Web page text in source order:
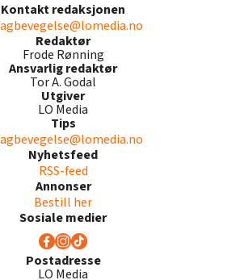
Kontakt redaksjonen
Redaktør
Frode Rønning
Ansvarlig redaktør
Tor A. Godal
Utgiver
LO Media
Tips
Nyhetsfeed
RSS-feed
Annonser
Bestill her
Sosiale medier
Postadresse
LO Media